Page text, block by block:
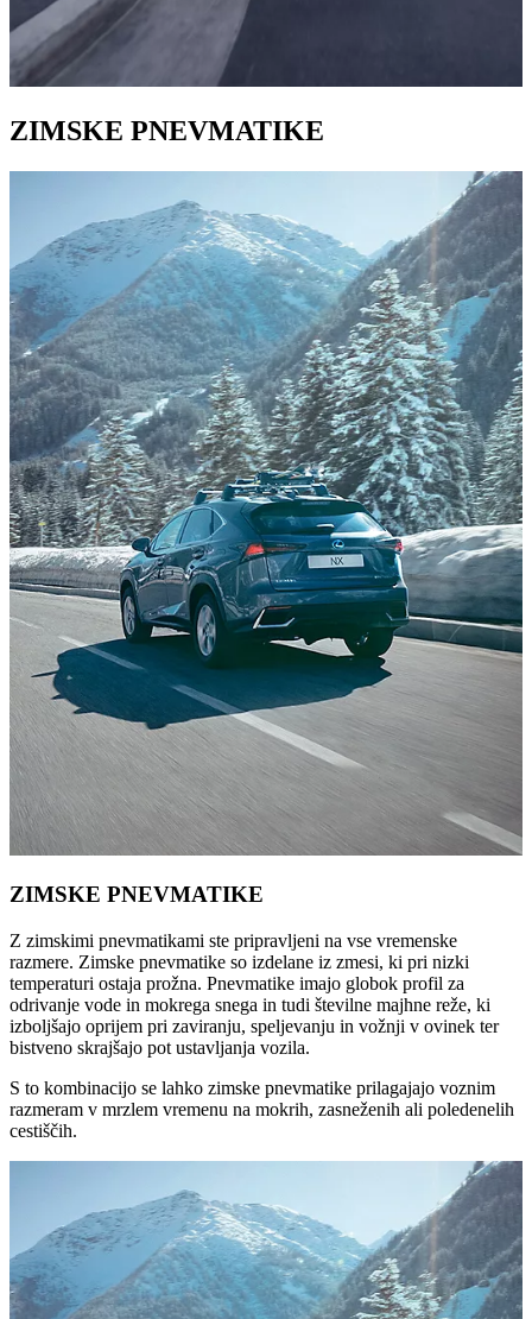
ZIMSKE PNEVMATIKE
ZIMSKE PNEVMATIKE
Z zimskimi pnevmatikami ste pripravljeni na vse vremenske
razmere. Zimske pnevmatike so izdelane iz zmesi, ki pri nizki
temperaturi ostaja prožna. Pnevmatike imajo globok profil za
odrivanje vode in mokrega snega in tudi številne majhne reže, ki
izboljšajo oprijem pri zaviranju, speljevanju in vožnji v ovinek ter
bistveno skrajšajo pot ustavljanja vozila.
S to kombinacijo se lahko zimske pnevmatike prilagajajo voznim
razmeram v mrzlem vremenu na mokrih, zasneženih ali poledenelih
cestiščih.